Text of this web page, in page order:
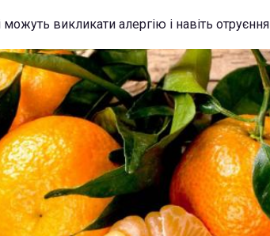
викликати алергію і навіть отруєння